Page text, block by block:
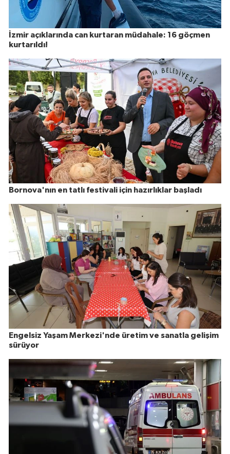
İzmir açıklarında can kurtaran müdahale: 16 göçmen
kurtarıldı!
Bornova'nın en tatlı festivali için hazırlıklar başladı
Engelsiz Yaşam Merkezi'nde üretim ve sanatla gelişim
sürüyor